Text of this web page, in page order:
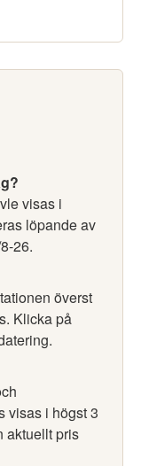
visas i
löpande av
26.
överst
Klicka på
visas i högst 3
aktuellt pris